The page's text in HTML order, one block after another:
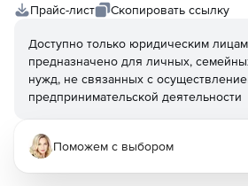
Прайс-лист
Скопировать ссылку
Доступно только юридическим
предназначено для личных,
нужд, не связанных с
предпринимательской деятельности
Поможем с выбором